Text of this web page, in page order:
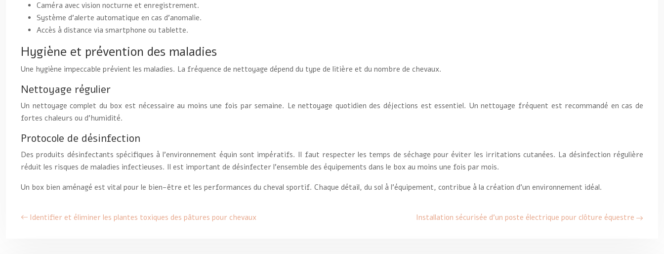
Caméra avec vision nocturne et enregistrement.
Système d’alerte automatique en cas d’anomalie.
Accès à distance via smartphone ou tablette.
Hygiène et prévention des maladies
Une hygiène impeccable prévient les maladies. La fréquence de nettoyage dépend du type de litière et du nombre de chevaux.
Nettoyage régulier
Un nettoyage complet du box est nécessaire au moins une fois par semaine. Le nettoyage quotidien des déjections est essentiel. Un nettoyage fréquent est recommandé en cas de
fortes chaleurs ou d’humidité.
Protocole de désinfection
Des produits désinfectants spécifiques à l’environnement équin sont impératifs. Il faut respecter les temps de séchage pour éviter les irritations cutanées. La désinfection régulière
réduit les risques de maladies infectieuses. Il est important de désinfecter l’ensemble des équipements dans le box au moins une fois par mois.
Un box bien aménagé est vital pour le bien-être et les performances du cheval sportif. Chaque détail, du sol à l’équipement, contribue à la création d’un environnement idéal.
Identifier et éliminer les plantes toxiques des pâtures pour chevaux Installation sécurisée d’un poste électrique pour clôture équestre